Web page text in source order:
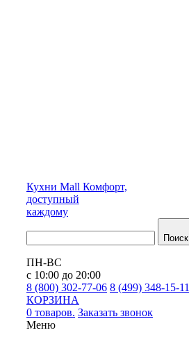
Кухни Mall Комфорт,
доступный
каждому
Поиск
ПН-ВС
с 10:00 до 20:00
8 (800) 302-77-06 8 (499) 348-15-11
КОРЗИНА
0 товаров. Заказать звонок
Меню